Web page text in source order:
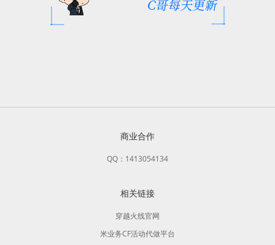
商业合作
QQ：1413054134
相关链接
穿越火线官网
米业务CF活动代做平台